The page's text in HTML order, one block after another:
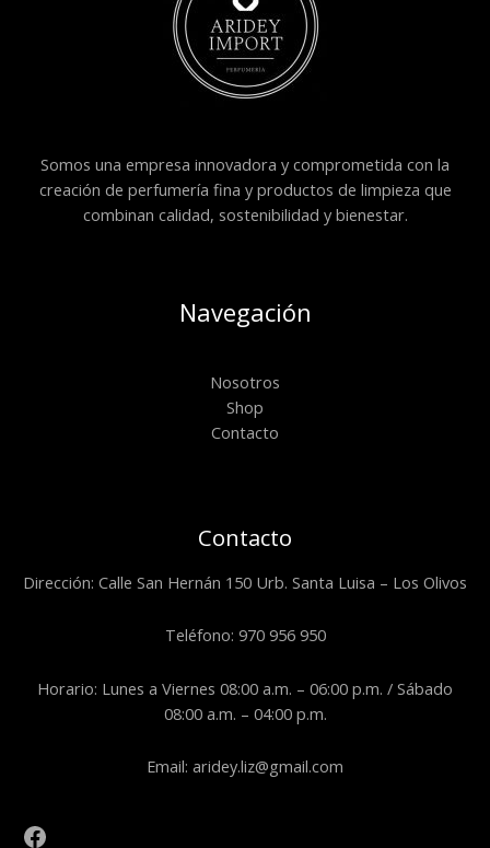
Somos una empresa innovadora y comprometida con la
creación de perfumería fina y productos de limpieza que
combinan calidad, sostenibilidad y bienestar.
Navegación
Nosotros
Shop
Contacto
Contacto
Dirección: Calle San Hernán 150 Urb. Santa Luisa – Los Olivos
Teléfono: 970 956 950
Horario: Lunes a Viernes 08:00 a.m. – 06:00 p.m. / Sábado
08:00 a.m. – 04:00 p.m.
Email: aridey.liz@gmail.com